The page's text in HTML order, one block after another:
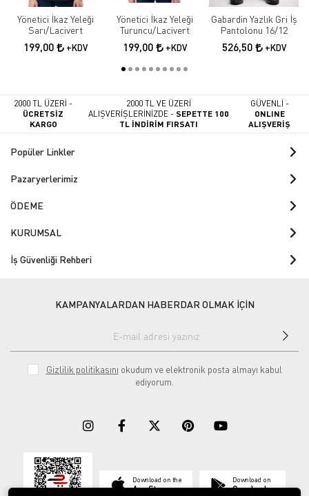
Yönetici İkaz Yeleği
Sarı/Lacivert
199,00 +KDV
Yönetici İkaz Yeleği
Turuncu/Lacivert
199,00 +KDV
Gabardin Yazlık Gri İş
Pantolonu 16/12
526,50 +KDV
2000 TL ÜZERİ -
ÜCRETSİZ
KARGO
2000 TL VE ÜZERİ
ALIŞVERİŞLERİNİZDE -SEPETTE 100
TL İNDİRİM FIRSATI
GÜVENLİ -
ONLINE
ALIŞVERİŞ
Popüler Linkler
Pazaryerlerimiz
ÖDEME
KURUMSAL
İş Güvenliği Rehberi
KAMPANYALARDAN HABERDAR OLMAK İÇİN
Gizlilik politikasını okudum ve elektronik posta almayı kabul
ediyorum.
Download on the
App Store
Download on
Google play